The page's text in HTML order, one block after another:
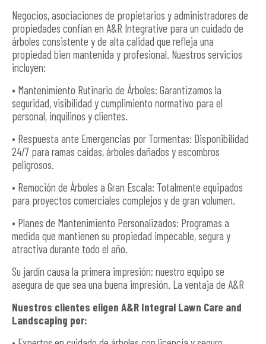
Negocios, asociaciones de propietarios y administradores de
propiedades confían en A&R Integrative para un cuidado de
árboles consistente y de alta calidad que refleja una
propiedad bien mantenida y profesional. Nuestros servicios
incluyen:
• Mantenimiento Rutinario de Árboles: Garantizamos la
seguridad, visibilidad y cumplimiento normativo para el
personal, inquilinos y clientes.
• Respuesta ante Emergencias por Tormentas: Disponibilidad
24/7 para ramas caídas, árboles dañados y escombros
peligrosos.
• Remoción de Árboles a Gran Escala: Totalmente equipados
para proyectos comerciales complejos y de gran volumen.
• Planes de Mantenimiento Personalizados: Programas a
medida que mantienen su propiedad impecable, segura y
atractiva durante todo el año.
Su jardín causa la primera impresión; nuestro equipo se
asegura de que sea una buena impresión. La ventaja de A&R
Nuestros clientes eligen A&R Integral Lawn Care and
Landscaping por: